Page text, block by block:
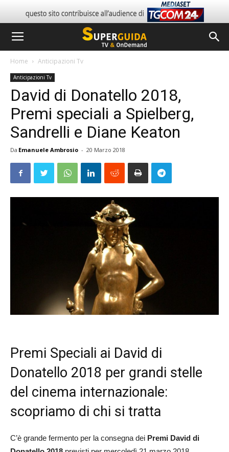
Home Anticipazioni Tv
Anticipazioni Tv
David di Donatello 2018,
Premi speciali a Spielberg,
Sandrelli e Diane Keaton
Da Emanuele Ambrosio - 20 Marzo 2018
Premi Speciali ai David di
Donatello 2018 per grandi stelle
del cinema internazionale:
scopriamo di chi si tratta
C’è grande fermento per la consegna dei Premi David di